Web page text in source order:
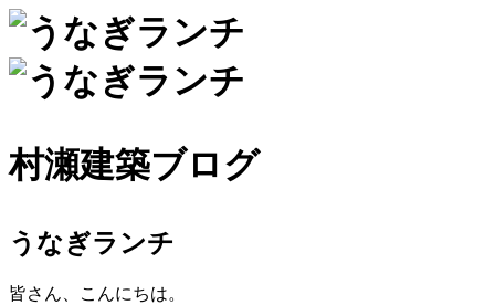
村瀬建築ブログ
うなぎランチ
皆さん、こんにちは。